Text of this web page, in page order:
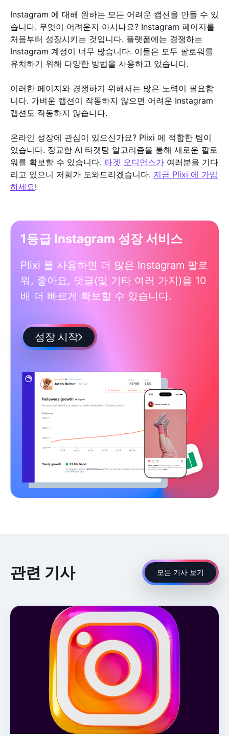
Instagram 에 대해 원하는 모든 어려운 캡션을 만들 수 있
습니다. 무엇이 어려운지 아시나요? Instagram 페이지를
처음부터 성장시키는 것입니다. 플랫폼에는 경쟁하는
Instagram 계정이 너무 많습니다. 이들은 모두 팔로워를
유치하기 위해 다양한 방법을 사용하고 있습니다.
이러한 페이지와 경쟁하기 위해서는 많은 노력이 필요합
니다. 가벼운 캡션이 작동하지 않으면 어려운 Instagram
캡션도 작동하지 않습니다.
온라인 성장에 관심이 있으신가요? Plixi 에 적합한 팀이
있습니다. 정교한 AI 타겟팅 알고리즘을 통해 새로운 팔로
워를 확보할 수 있습니다. 타겟 오디언스가 여러분을 기다
리고 있으니 저희가 도와드리겠습니다. 지금 Plixi 에 가입
하세요!
1등급 Instagram 성장 서비스
Plixi 를 사용하면 더 많은 Instagram 팔로
워, 좋아요, 댓글(및 기타 여러 가지)을 10
배 더 빠르게 확보할 수 있습니다.
성장 시작
관련 기사 모든 기사 보기